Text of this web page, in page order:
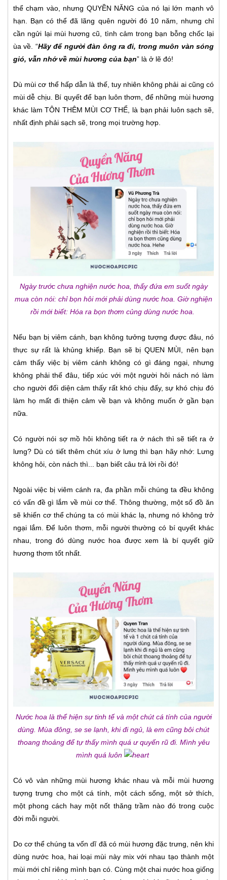
thể chạm vào, nhưng QUYỀN NĂNG của nó lại lớn mạnh vô
hạn. Bạn có thể đã lãng quên người đó 10 năm, nhưng chỉ
cần ngửi lại mùi hương cũ, tình cảm trong bạn bỗng chốc lại
ùa về. “Hãy để người đàn ông ra đi, trong muôn vàn sóng
gió, vẫn nhớ về mùi hương của bạn” là ở lẽ đó!
Dù mùi cơ thể hấp dẫn là thế, tuy nhiên không phải ai cũng có
mùi dễ chịu. Bí quyết để bạn luôn thơm, để những mùi hương
khác làm TÔN THÊM MÙI CƠ THỂ, là bạn phải luôn sạch sẽ,
nhất định phải sạch sẽ, trong mọi trường hợp.
Ngày trước chưa nghiện nước hoa, thấy đứa em suốt ngày
mua còn nói: chỉ bọn hôi mới phải dùng nước hoa. Giờ nghiện
rồi mới biết: Hóa ra bọn thơm củng dùng nước hoa.
Nếu bạn bị viêm cánh, bạn không tưởng tượng được đâu, nó
thực sự rất là khủng khiếp. Bạn sẽ bị QUEN MÙI, nên bạn
cảm thấy việc bị viêm cánh không có gì đáng ngại, nhưng
không phải thế đâu, tiếp xúc với một người hôi nách nó làm
cho người đối diện cảm thấy rất khó chịu đấy, sự khó chịu đó
làm họ mất đi thiện cảm về bạn và không muốn ở gần bạn
nữa.
Có người nói sợ mồ hôi không tiết ra ở nách thì sẽ tiết ra ở
lưng? Dù có tiết thêm chút xíu ở lưng thì bạn hãy nhớ: Lưng
không hôi, còn nách thì... bạn biết câu trả lời rồi đó!
Ngoài việc bị viêm cánh ra, đa phần mỗi chúng ta đều không
có vấn đề gì lắm về mùi cơ thể. Thông thường, một số đồ ăn
sẽ khiến cơ thể chúng ta có mùi khác lạ, nhưng nó không trở
ngại lắm. Để luôn thơm, mỗi người thường có bí quyết khác
nhau, trong đó dùng nước hoa được xem là bí quyết giữ
hương thơm tốt nhất.
Nước hoa là thể hiện sự tinh tế và một chút cá tính của người
dùng. Mùa đông, se se lạnh, khi đi ngủ, là em cũng bôi chút
thoang thoảng để tự thấy mình quá ư quyến rũ đi. Mình yêu
mình quá luôn
Có vô vàn những mùi hương khác nhau và mỗi mùi hương
tượng trưng cho một cá tính, một cách sống, một sở thích,
một phong cách hay một nốt thăng trầm nào đó trong cuộc
đời mỗi người.
Do cơ thể chúng ta vốn dĩ đã có mùi hương đặc trưng, nên khi
dùng nước hoa, hai loại mùi này mix với nhau tạo thành một
mùi mới chỉ riêng mình bạn có. Cùng một chai nước hoa giống